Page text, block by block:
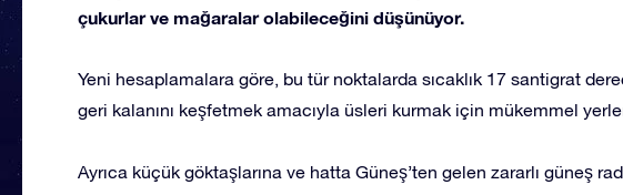
çukurlar ve mağaralar olabileceğini düşünüyor.
Yeni hesaplamalara göre, bu tür noktalarda sıcaklık 17 santigrat
geri kalanını keşfetmek amacıyla üsleri kurmak için mükemmel
Ayrıca küçük göktaşlarına ve hatta Güneş’ten gelen zararlı güneş